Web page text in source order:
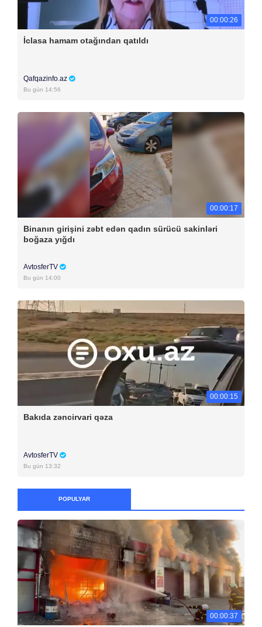
00:00:26
İclasa hamam otağından qatıldı
Qafqazinfo.az
Bu gün 14:56
00:00:17
Binanın girişini zəbt edən qadın sürücü sakinləri
boğaza yığdı
AvtosferTV
Bu gün 14:00
00:00:15
Bakıda zəncirvari qəza
AvtosferTV
Bu gün 13:32
POPULYAR
00:00:37